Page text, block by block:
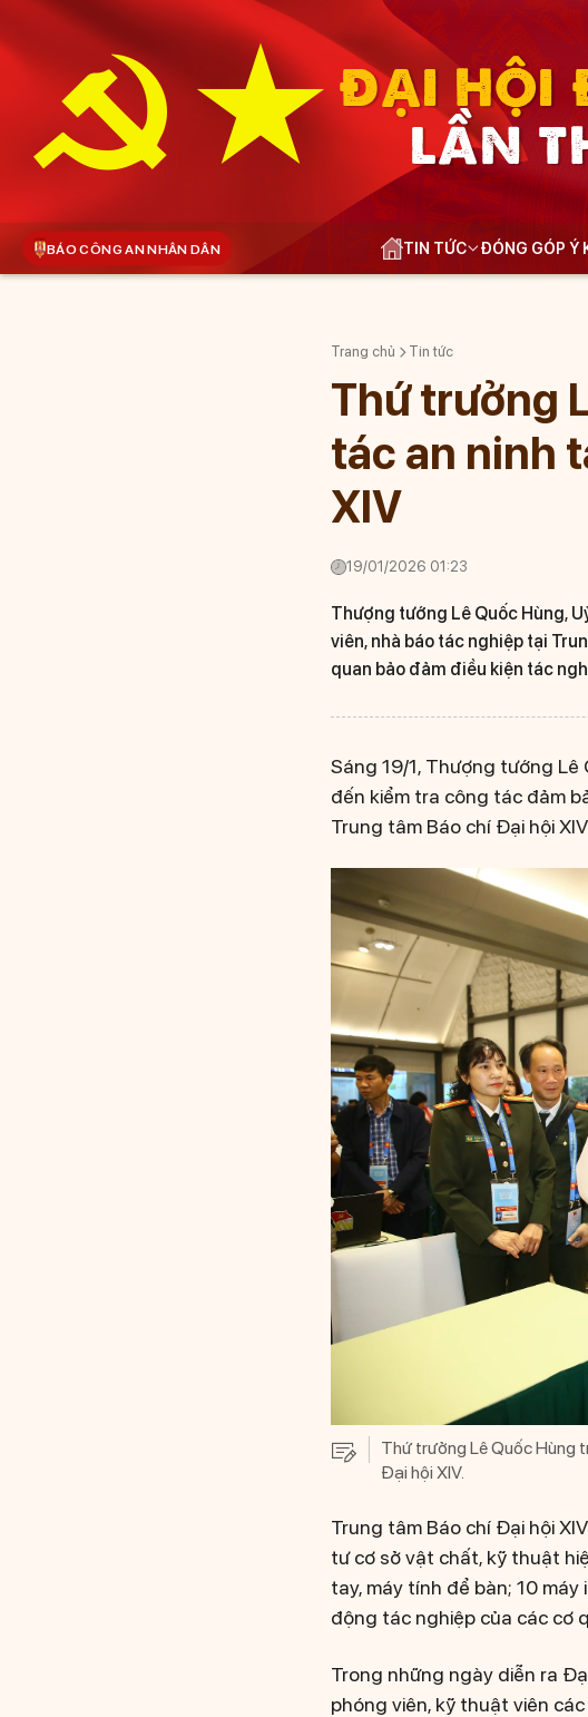
ĐẠI HỘI
LẦN
BÁO CÔNG AN NHÂN DÂN TIN TỨC ĐÓNG GÓP Ý
Trang chủ Tin tức
Thứ trưởng
tác an ninh
XIV
19/01/2026 01:23
Thượng tướng Lê Quốc Hùng,
viên, nhà báo tác nghiệp tại
quan bảo đảm điều kiện tác
Sáng 19/1, Thượng tướng
đến kiểm tra công tác đảm
Trung tâm Báo chí Đại hội
Thứ trưởng Lê Quốc Hùng
Đại hội XIV.
Trung tâm Báo chí Đại hội
tư cơ sở vật chất, kỹ thuật
tay, máy tính để bàn; 10
động tác nghiệp của các cơ
Trong những ngày diễn ra
phóng viên, kỹ thuật viên